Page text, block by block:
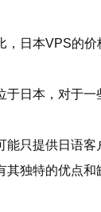
，日本VPS的价
于日本，对于一
只提供日语客
其独特的优点